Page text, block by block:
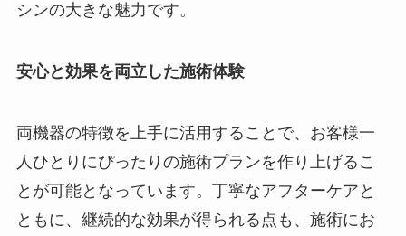
シンの大きな魅力です。
安心と効果を両立した施術体験
両機器の特徴を上手に活用することで、お客様一
人ひとりにぴったりの施術プランを作り上げるこ
とが可能となっています。丁寧なアフターケアと
ともに、継続的な効果が得られる点も、施術にお